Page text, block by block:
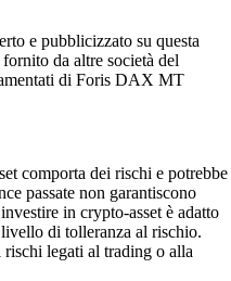
e pubblicizzato su questa
fornito da altre società del
di Foris DAX MT
comporta dei rischi e potrebbe
passate non garantiscono
in crypto-asset è adatto
di tolleranza al rischio.
legati al trading o alla